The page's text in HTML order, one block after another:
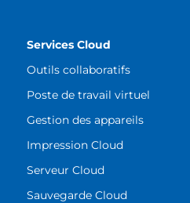
Services Cloud
Outils collaboratifs
Poste de travail virtuel
Gestion des appareils
Impression Cloud
Serveur Cloud
Sauvegarde Cloud